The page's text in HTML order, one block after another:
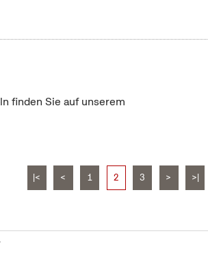
finden Sie auf unserem
|< < 1 2 3 > >|